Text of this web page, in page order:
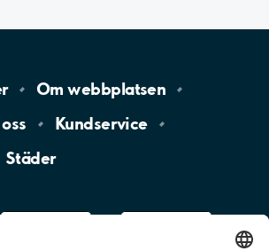
Omwebbplatsen
oss
Kundservice
Städer